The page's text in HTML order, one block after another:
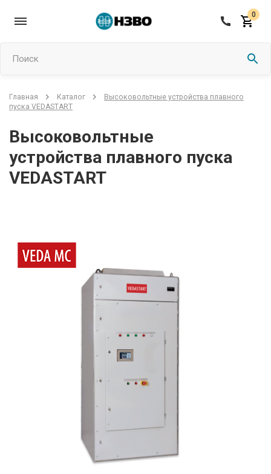
0
Поиск
Главная Каталог
Высоковольтные устройства плавного
пуска VEDASTART
Высоковольтные
устройства плавного пуска
VEDASTART